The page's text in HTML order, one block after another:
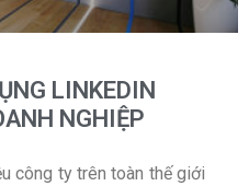
LINKEDIN
NGHIỆP
công ty trên toàn thế giới